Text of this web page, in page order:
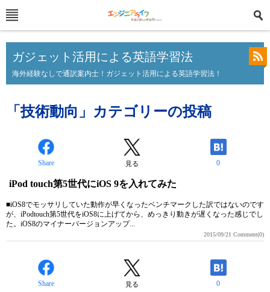
ガジェット活用による英語学習法
海外経験なしで通訳案内士！ガジェット活用による英語学習法！
「技術動向」カテゴリーの投稿
Share 見る 0
iPod touch第5世代にiOS 9を入れてみた
■iOS8でモッサリしていた動作が早くなったベンチマークした訳ではないのです
が、iPodtouch第5世代をiOS8に上げてから、めっきり動きが遅くなった感じでし
た。iOS8のマイナーバージョンアップ...
2015/09/21 Comment(0)
Share 見る 0